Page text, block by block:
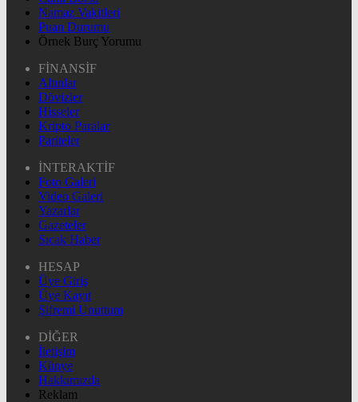
Namaz Vakitleri
Puan Durumu
Örnek Burç Yorumu
FİNANSİF
Altınlar
Dövizler
Hisseler
Kripto Paralar
Pariteler
İNTERAKTİF
Foto Galeri
Video Galeri
Yazarlar
Gazeteler
Sıcak Haber
HESAP
Üye Giriş
Üye Kayıt
Şifremi Unuttum
DİĞER
İletişim
Künye
Hakkımızda
Reklam